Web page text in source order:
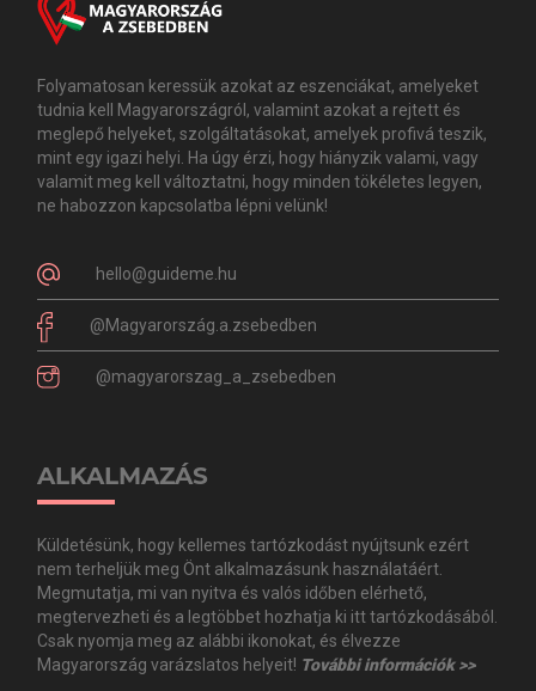
Folyamatosan keressük azokat az eszenciákat, amelyeket
tudnia kell Magyarországról, valamint azokat a rejtett és
meglepő helyeket, szolgáltatásokat, amelyek profivá teszik,
mint egy igazi helyi. Ha úgy érzi, hogy hiányzik valami, vagy
valamit meg kell változtatni, hogy minden tökéletes legyen,
ne habozzon kapcsolatba lépni velünk!
hello@guideme.hu
@Magyarország.a.zsebedben
@magyarorszag_a_zsebedben
ALKALMAZÁS
Küldetésünk, hogy kellemes tartózkodást nyújtsunk ezért
nem terheljük meg Önt alkalmazásunk használatáért.
Megmutatja, mi van nyitva és valós időben elérhető,
megtervezheti és a legtöbbet hozhatja ki itt tartózkodásából.
Csak nyomja meg az alábbi ikonokat, és élvezze
Magyarország varázslatos helyeit! További információk >>